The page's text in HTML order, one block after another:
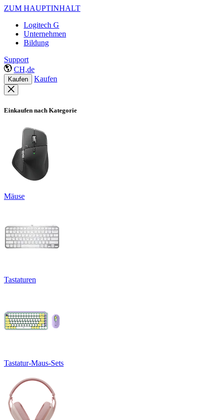
ZUM HAUPTINHALT
Logitech G
Unternehmen
Bildung
Support
CH,de
Kaufen Kaufen
Einkaufen nach Kategorie
Mäuse
Tastaturen
Tastatur-Maus-Sets